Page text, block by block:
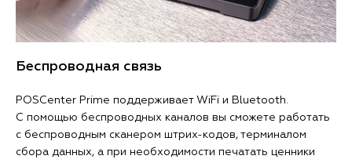
Беспроводная связь
POSCenter Prime поддерживает WiFi и Bluetooth.
С помощью беспроводных каналов вы сможете работать
с беспроводным сканером штрих-кодов, терминалом
сбора данных, а при необходимости печатать ценники